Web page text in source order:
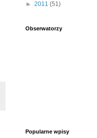
► 2011 (51)
Obserwatorzy
Popularne wpisy